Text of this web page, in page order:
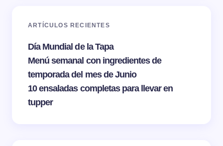
ARTÍCULOS RECIENTES
Día Mundial de la Tapa
Menú semanal con ingredientes de
temporada del mes de Junio
10 ensaladas completas para llevar en
tupper